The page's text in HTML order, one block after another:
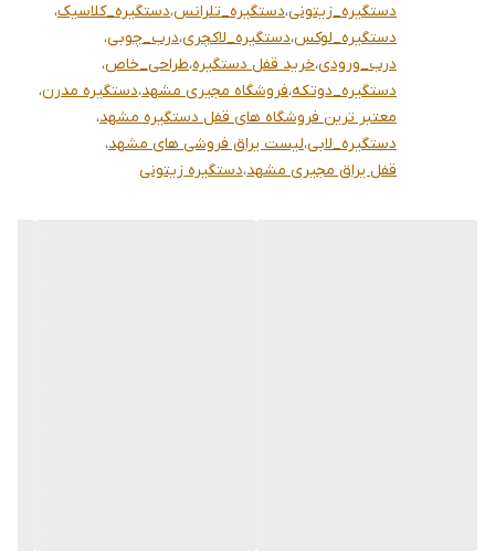
دستگیره_زیتونی،دستگیره_تلرانس،دستگیره_کلاسیک،
دستگیره_لوکس،دستگیره_لاکچری،درب_چوبی،
درب_ورودی،خرید قفل دستگیره،طراحی_خاص،
دستگیره_دوتکه،فروشگاه مجیری مشهد،دستگیره مدرن،
معتبر ترین فروشگاه های قفل دستگیره مشهد،
دستگیره_لابی،لیست یراق فروشی های مشهد،
قفل یراق مجیری مشهد،دستگیره زیتونی